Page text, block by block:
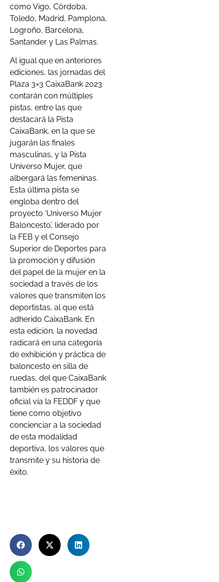
como Vigo, Córdoba,
Toledo, Madrid, Pamplona,
Logroño, Barcelona,
Santander y Las Palmas.
Al igual que en anteriores
ediciones, las jornadas del
Plaza 3×3 CaixaBank 2023
contarán con múltiples
pistas, entre las que
destacará la Pista
CaixaBank, en la que se
jugarán las finales
masculinas, y la Pista
Universo Mujer, que
albergará las femeninas.
Esta última pista se
engloba dentro del
proyecto ‘Universo Mujer
Baloncesto’, liderado por
la FEB y el Consejo
Superior de Deportes para
la promoción y difusión
del papel de la mujer en la
sociedad a través de los
valores que transmiten los
deportistas, al que está
adherido CaixaBank. En
esta edición, la novedad
radicará en una categoría
de exhibición y práctica de
baloncesto en silla de
ruedas, del que CaixaBank
también es patrocinador
oficial vía la FEDDF y que
tiene como objetivo
concienciar a la sociedad
de esta modalidad
deportiva, los valores que
transmite y su historia de
éxito.